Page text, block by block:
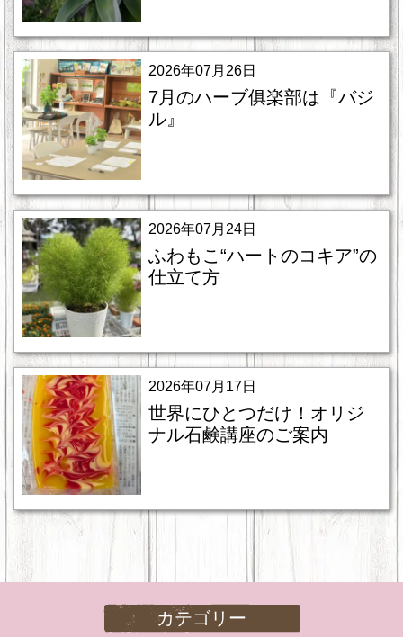
2026年07月26日
7月のハーブ俱楽部は『バジ
ル』
2026年07月24日
ふわもこ“ハートのコキア”の
仕立て方
2026年07月17日
世界にひとつだけ！オリジ
ナル石鹸講座のご案内
カテゴリー